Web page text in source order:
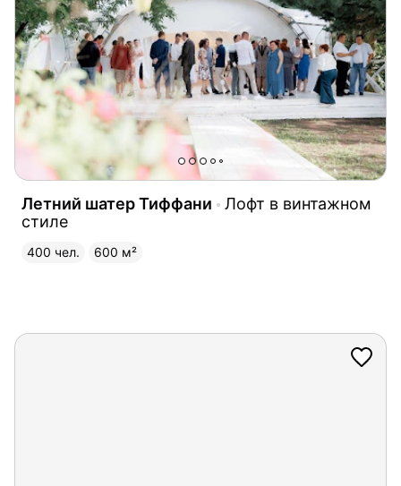
Летний шатер Тиффани
Лофт в винтажном
стиле
400 чел. 600 м²